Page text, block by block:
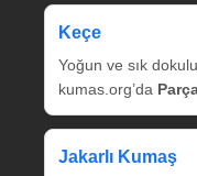
Keçe
Yoğun ve sık
kumas.org’da
Jakarlı Kumaş